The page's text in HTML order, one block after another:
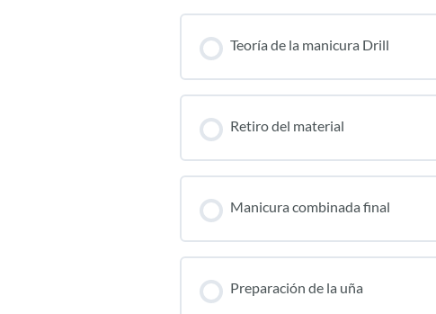
Teoría de la manicura Drill
Retiro del material
Manicura combinada final
Preparación de la uña